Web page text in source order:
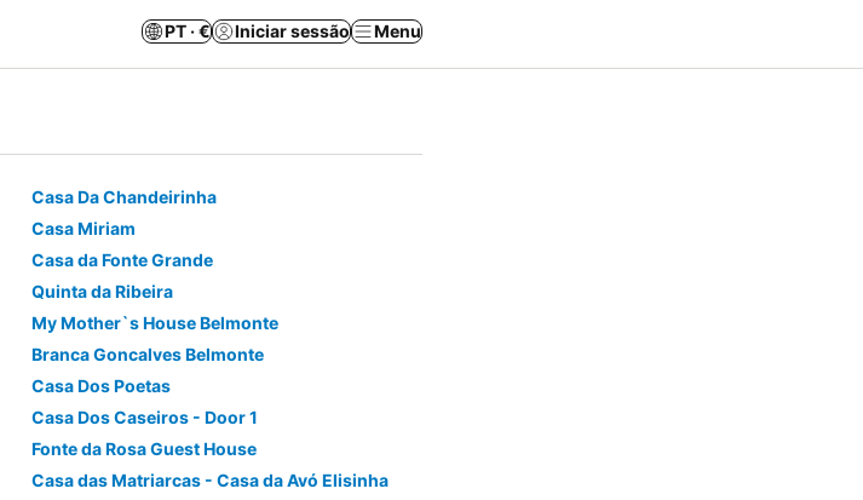
PT · € Iniciar sessão Menu
Casa Da Chandeirinha
Casa Miriam
Casa da Fonte Grande
Quinta da Ribeira
My Mother`s House Belmonte
Branca Goncalves Belmonte
Casa Dos Poetas
Casa Dos Caseiros - Door 1
Fonte da Rosa Guest House
Casa das Matriarcas - Casa da Avó Elisinha